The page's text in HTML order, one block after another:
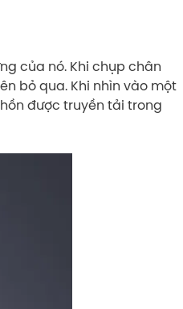
của nó. Khi chụp chân
bỏ qua. Khi nhìn vào một
được truyền tải trong